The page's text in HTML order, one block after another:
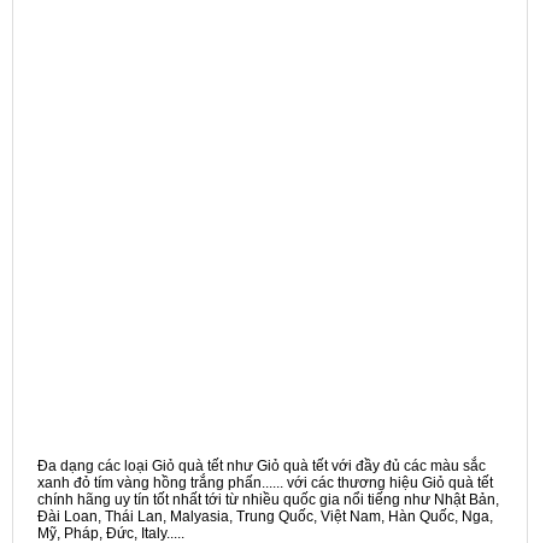
Đa dạng các loại Giỏ quà tết như Giỏ quà tết với đầy đủ các màu sắc
xanh đỏ tím vàng hồng trắng phấn...... với các thương hiệu Giỏ quà tết
chính hãng uy tín tốt nhất tới từ nhiều quốc gia nổi tiếng như Nhật Bản,
Đài Loan, Thái Lan, Malyasia, Trung Quốc, Việt Nam, Hàn Quốc, Nga,
Mỹ, Pháp, Đức, Italy.....